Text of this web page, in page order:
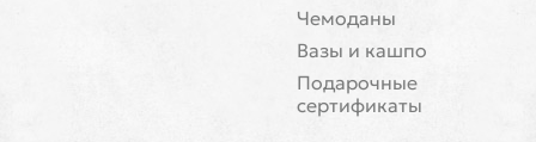
Чемоданы
Вазы и кашпо
Подарочные
сертификаты